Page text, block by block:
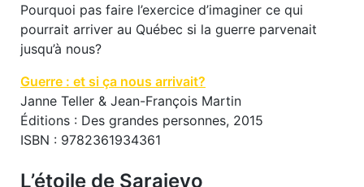
Pourquoi pas faire l’exercice d’imaginer ce qui
pourrait arriver au Québec si la guerre parvenait
jusqu’à nous?
Guerre : et si ça nous arrivait?
Janne Teller & Jean-François Martin
Éditions : Des grandes personnes, 2015
ISBN : 9782361934361
L’étoile de Sarajevo